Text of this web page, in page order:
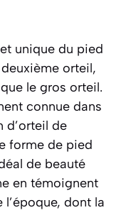
unique du pied
orteil,
le gros orteil.
connue dans
d’orteil de
forme de pied
de beauté
en témoignent
dont la